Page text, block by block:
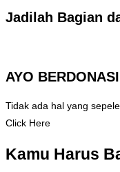
Jadilah Bagian
AYO BERDONASI
Tidak ada hal yang
Click Here
Kamu Harus